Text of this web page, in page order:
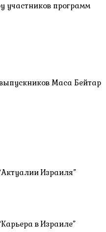
участников программ
Маса Бейтар
Израиля”
в Израиле”